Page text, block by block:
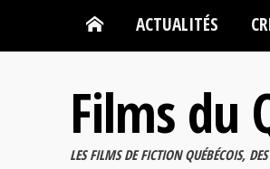
ACTUALITÉS
Films du
LES FILMS DE FICTION QUÉBÉCOIS,